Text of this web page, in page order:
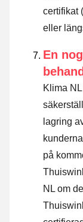
certifikat
eller
En
Klima
lagring
på
NL om